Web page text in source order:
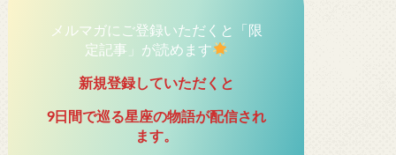
メルマガにご登録いただくと「限
定記事」が読めます
新規登録していただくと
9日間で巡る星座の物語が配信され
ます。